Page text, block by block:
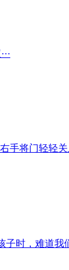
将门轻轻关
时，难道我